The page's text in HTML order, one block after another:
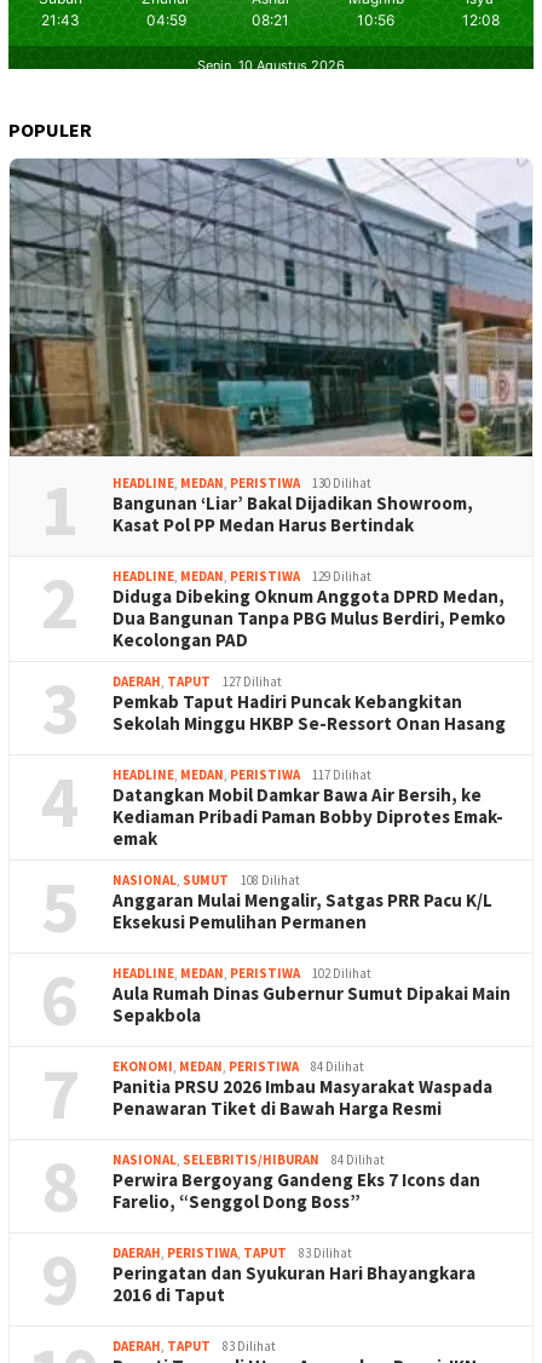
POPULER
1 HEADLINE, MEDAN, PERISTIWA 130 Dilihat
Bangunan ‘Liar’ Bakal Dijadikan Showroom,
Kasat Pol PP Medan Harus Bertindak
2 HEADLINE, MEDAN, PERISTIWA 129 Dilihat
Diduga Dibeking Oknum Anggota DPRD Medan,
Dua Bangunan Tanpa PBG Mulus Berdiri, Pemko
Kecolongan PAD
3 DAERAH, TAPUT 127 Dilihat
Pemkab Taput Hadiri Puncak Kebangkitan
Sekolah Minggu HKBP Se-Ressort Onan Hasang
4 HEADLINE, MEDAN, PERISTIWA 117 Dilihat
Datangkan Mobil Damkar Bawa Air Bersih, ke
Kediaman Pribadi Paman Bobby Diprotes Emak-
emak
5 NASIONAL, SUMUT 108 Dilihat
Anggaran Mulai Mengalir, Satgas PRR Pacu K/L
Eksekusi Pemulihan Permanen
6 HEADLINE, MEDAN, PERISTIWA 102 Dilihat
Aula Rumah Dinas Gubernur Sumut Dipakai Main
Sepakbola
7 EKONOMI, MEDAN, PERISTIWA 84 Dilihat
Panitia PRSU 2026 Imbau Masyarakat Waspada
Penawaran Tiket di Bawah Harga Resmi
8 NASIONAL, SELEBRITIS/HIBURAN 84 Dilihat
Perwira Bergoyang Gandeng Eks 7 Icons dan
Farelio, “Senggol Dong Boss”
9 DAERAH, PERISTIWA, TAPUT 83 Dilihat
Peringatan dan Syukuran Hari Bhayangkara
2016 di Taput
DAERAH, TAPUT 83 Dilihat